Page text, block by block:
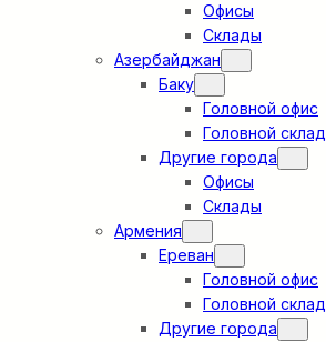
Офисы
Склады
Азербайджан
Баку
Головной офис
Головной склад
Другие города
Офисы
Склады
Армения
Ереван
Головной офис
Головной склад
Другие города